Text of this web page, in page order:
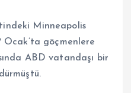
Minneapolis
göçmenlere
ABD vatandaşı bir